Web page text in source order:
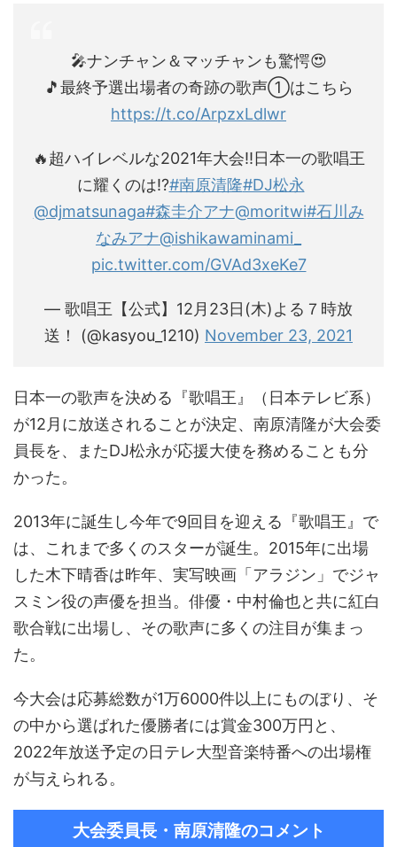
🎤ナンチャン＆マッチャンも驚愕😍
🎵最終予選出場者の奇跡の歌声①はこちら
https://t.co/ArpzxLdlwr
🔥超ハイレベルな2021年大会‼️日本一の歌唱王
に耀くのは⁉️#南原清隆#DJ松永
@djmatsunaga#森圭介アナ@moritwi#石川み
なみアナ@ishikawaminami_
pic.twitter.com/GVAd3xeKe7
— 歌唱王【公式】12月23日(木)よる７時放
送！ (@kasyou_1210) November 23, 2021
日本一の歌声を決める『歌唱王』（日本テレビ系）
が12月に放送されることが決定、南原清隆が大会委
員長を、またDJ松永が応援大使を務めることも分
かった。
2013年に誕生し今年で9回目を迎える『歌唱王』で
は、これまで多くのスターが誕生。2015年に出場
した木下晴香は昨年、実写映画「アラジン」でジャ
スミン役の声優を担当。俳優・中村倫也と共に紅白
歌合戦に出場し、その歌声に多くの注目が集まっ
た。
今大会は応募総数が1万6000件以上にものぼり、そ
の中から選ばれた優勝者には賞金300万円と、
2022年放送予定の日テレ大型音楽特番への出場権
が与えられる。
大会委員長・南原清隆のコメント